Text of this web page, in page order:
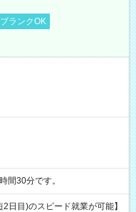
ブランクOK
7時間30分です。
日目)のスピード就業が可能】